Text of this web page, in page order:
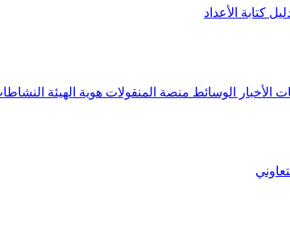
كتابة الأعداد
الأخبار الوسائط منصة المنقولات هوية الهيئة